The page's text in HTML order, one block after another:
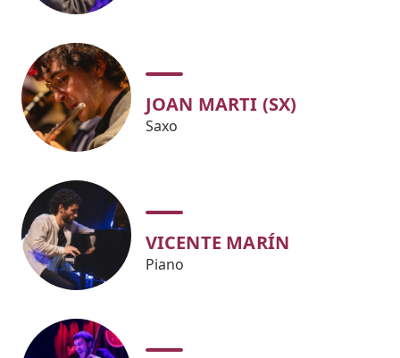
JOAN MARTI (SX)
Saxo
VICENTE MARÍN
Piano